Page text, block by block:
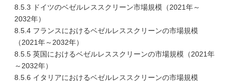
8.5.3 ドイツのベゼルレススクリーン市場規模（2021年～
2032年）
8.5.4 フランスにおけるベゼルレススクリーンの市場規模
（2021年～2032年）
8.5.5 英国におけるベゼルレススクリーンの市場規模（2021年
～2032年）
8.5.6 イタリアにおけるベゼルレススクリーンの市場規模